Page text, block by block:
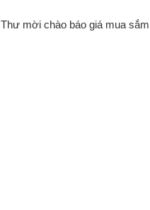
mời chào báo giá mua